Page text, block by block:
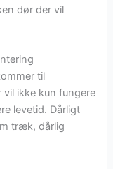
dør der vil
til
ikke kun fungere
levetid. Dårligt
træk, dårlig